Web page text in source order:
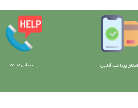
امکان پرداخت آنلاین پشتیبانی مداوم